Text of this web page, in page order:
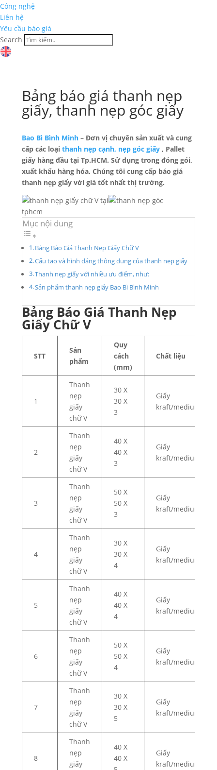
Công nghệ
Liên hệ
Yêu cầu báo giá
Search
Bảng báo giá thanh nẹp
giấy, thanh nẹp góc giấy
Bao Bì Bình Minh– Đơn vị chuyên sản xuất và cung
cấp các loại thanh nẹp cạnh, nẹp góc giấy, Pallet
giấy hàng đầu tại Tp.HCM. Sử dụng trong đóng gói,
xuất khẩu hàng hóa. Chúng tôi cung cấp báo giá
thanh nẹp giấy với giá tốt nhất thị trường.
Mục nội dung
Bảng Báo Giá Thanh Nẹp Giấy Chữ V
Cấu tạo và hình dáng thông dụng của thanh nẹp giấy
Thanh nẹp giấy với nhiều ưu điểm, như:
Sản phẩm thanh nẹp giấy Bao Bì Bình Minh
Bảng Báo Giá Thanh Nẹp
Giấy Chữ V
STT
Sản
phẩm
Quy
cách
(mm)
Chất liệu
1
Thanh
nẹp
giấy
chữ V
30 X
30 X
3
Giấy
kraft/medium
2
Thanh
nẹp
giấy
chữ V
40 X
40 X
3
Giấy
kraft/medium
3
Thanh
nẹp
giấy
chữ V
50 X
50 X
3
Giấy
kraft/medium
4
Thanh
nẹp
giấy
chữ V
30 X
30 X
4
Giấy
kraft/medium
5
Thanh
nẹp
giấy
chữ V
40 X
40 X
4
Giấy
kraft/medium
6
Thanh
nẹp
giấy
chữ V
50 X
50 X
4
Giấy
kraft/medium
7
Thanh
nẹp
giấy
chữ V
30 X
30 X
5
Giấy
kraft/medium
8
Thanh
nẹp
giấy
40 X
40 X
Giấy
kraft/medium